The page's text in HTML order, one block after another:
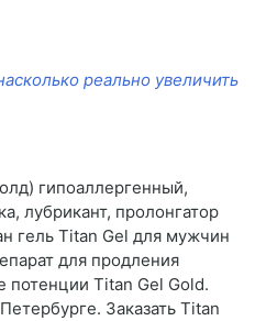
реально увеличить
гипоаллергенный,
лубрикант, пролонгатор
гель Titan Gel для мужчин
для продления
потенции Titan Gel Gold.
Заказать Titan